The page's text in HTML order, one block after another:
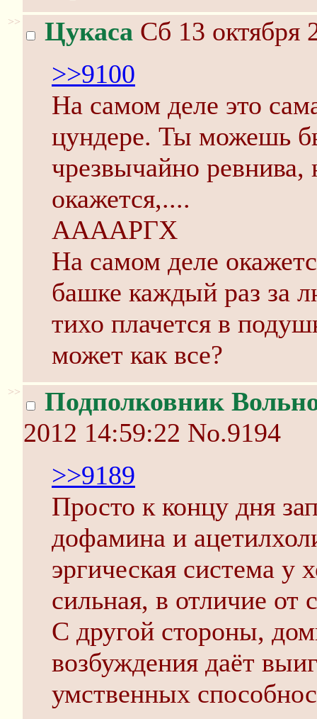
>> Цукаса Сб 13 октября
>>9100
На самом деле это
цундере. Ты можешь
чрезвычайно ревнива,
окажется,....
ААААРГХ
На самом деле
башке каждый раз за
тихо плачется в
может как все?
>>
Подполковник
2012 14:59:22 No.9194
>>9189
Просто к концу дня
дофамина и
эргическая система у
сильная, в отличие от
С другой стороны,
возбуждения даёт
умственных